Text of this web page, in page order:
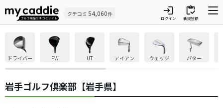
クチコミ 54,060件 login
ログイン
inventory
新規登録
ドライバー FW UT アイアン ウェッジ パター
岩手ゴルフ倶楽部【岩手県】